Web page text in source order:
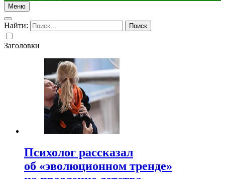
Меню
Найти:
Заголовки
Психолог рассказал
об «эволюционном тренде»